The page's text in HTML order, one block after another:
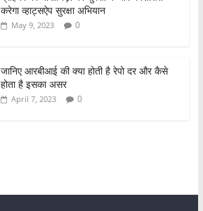
करेगा व्हाट्सऐप सुरक्षा अभियान
May 9, 2023 0
जानिए आरबीआई की क्या होती है रेपो दर और कैसे
होता है इसका असर
April 7, 2023 0